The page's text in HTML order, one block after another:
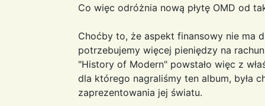
Co więc odróżnia nową płytę OMD od
Choćby to, że aspekt finansowy nie ma
potrzebujemy więcej pieniędzy na
"History of Modern" powstało więc z
dla którego nagraliśmy ten album, była
zaprezentowania jej światu.